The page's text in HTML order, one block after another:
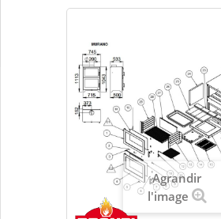
Agrandir
l'image